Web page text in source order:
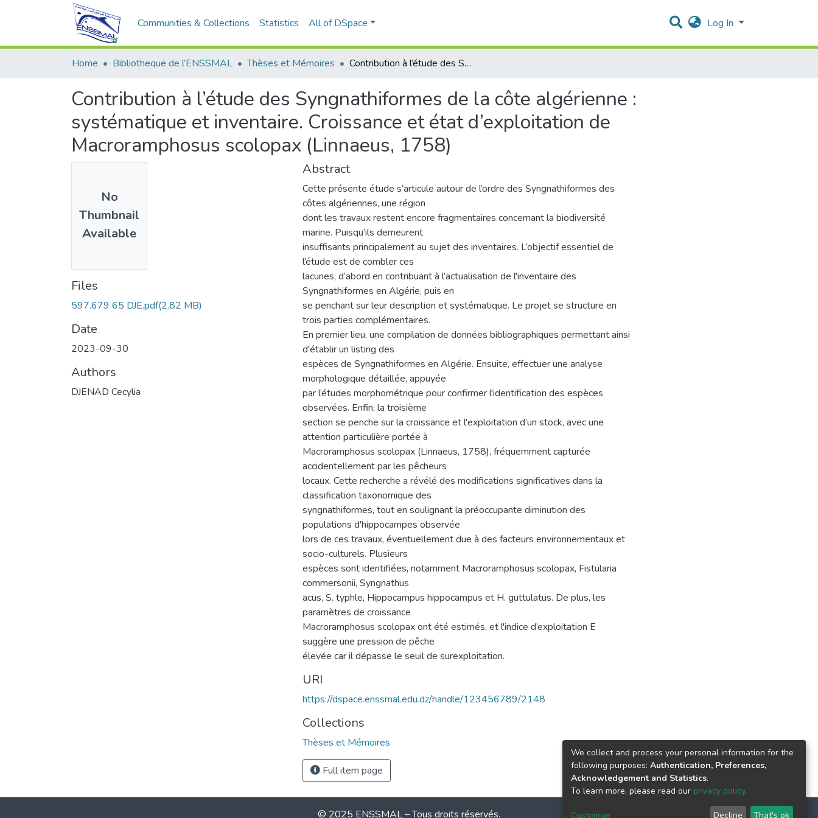
Communities & Collections Statistics All of DSpace Log In
Home Bibliotheque de l’ENSSMAL Thèses et Mémoires Contribution à l’étude des Syngnathiformes de la côte algérienne : systématique et inventaire. Croissance et état d’exploitation de Macroramphosus scolopax (Linnaeus, 1758)
Contribution à l’étude des Syngnathiformes de la côte algérienne :
systématique et inventaire. Croissance et état d’exploitation de
Macroramphosus scolopax (Linnaeus, 1758)
No
Thumbnail
Available
Files
597.679 65 DJE.pdf(2.82 MB)
Date
2023-09-30
Authors
DJENAD Cecylia
Abstract
Cette présente étude s’articule autour de l’ordre des Syngnathiformes des
côtes algériennes, une région
dont les travaux restent encore fragmentaires concernant la biodiversité
marine. Puisqu’ils demeurent
insuffisants principalement au sujet des inventaires. L’objectif essentiel de
l’étude est de combler ces
lacunes, d’abord en contribuant à l’actualisation de l'inventaire des
Syngnathiformes en Algérie, puis en
se penchant sur leur description et systématique. Le projet se structure en
trois parties complémentaires.
En premier lieu, une compilation de données bibliographiques permettant ainsi
d'établir un listing des
espèces de Syngnathiformes en Algérie. Ensuite, effectuer une analyse
morphologique détaillée, appuyée
par l’études morphométrique pour confirmer l'identification des espèces
observées. Enfin, la troisième
section se penche sur la croissance et l'exploitation d’un stock, avec une
attention particulière portée à
Macroramphosus scolopax (Linnaeus, 1758), fréquemment capturée
accidentellement par les pêcheurs
locaux. Cette recherche a révélé des modifications significatives dans la
classification taxonomique des
syngnathiformes, tout en soulignant la préoccupante diminution des
populations d'hippocampes observée
lors de ces travaux, éventuellement due à des facteurs environnementaux et
socio-culturels. Plusieurs
espèces sont identifiées, notamment Macroramphosus scolopax, Fistularia
commersonii, Syngnathus
acus, S. typhle, Hippocampus hippocampus et H. guttulatus. De plus, les
paramètres de croissance
Macroramphosus scolopax ont été estimés, et l'indice d’exploitation E
suggère une pression de pêche
élevée car il dépasse le seuil de surexploitation.
URI
https://dspace.enssmal.edu.dz/handle/123456789/2148
Collections
Thèses et Mémoires
Full item page
© 2025 ENSSMAL – Tous droits réservés.
We collect and process your personal information for the
following purposes: Authentication, Preferences,
Acknowledgement and Statistics.
To learn more, please read our privacy policy.
Customize Decline That's ok